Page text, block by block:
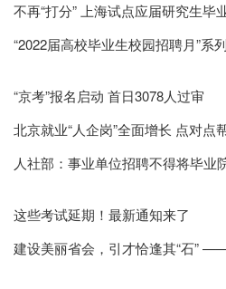
不再“打分” 上海试点应届研究生毕
“京考”报名启动 首日3078人过审
北京就业“人企岗”全面增长 点对点
人社部：事业单位招聘不得将毕业
这些考试延期！最新通知来了